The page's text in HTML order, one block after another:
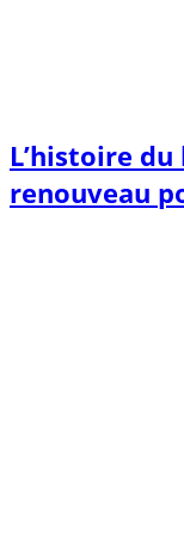
L’histoire
renouveau